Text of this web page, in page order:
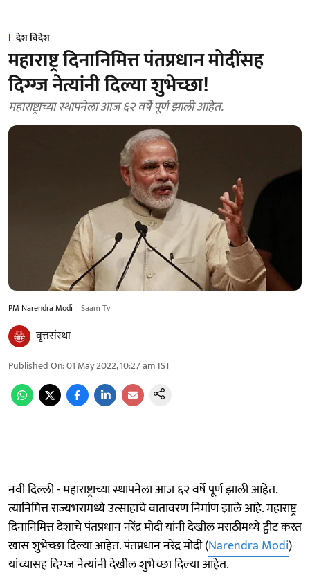
देश विदेश
महाराष्ट्र दिनानिमित्त पंतप्रधान मोदींसह
दिग्ग्ज नेत्यांनी दिल्या शुभेच्छा!
महाराष्ट्राच्या स्थापनेला आज ६२ वर्षे पूर्ण झाली आहेत.
PM Narendra Modi Saam Tv
वृत्तसंस्था
Published On:01 May 2022, 10:27 am IST
नवी दिल्ली - महाराष्ट्राच्या स्थापनेला आज ६२ वर्षे पूर्ण झाली आहेत.
त्यानिमित्त राज्यभरामध्ये उत्साहाचे वातावरण निर्माण झाले आहे. महाराष्ट्र
दिनानिमित्त देशाचे पंतप्रधान नरेंद्र मोदी यांनी देखील मराठीमध्ये ट्वीट करत
खास शुभेच्छा दिल्या आहेत. पंतप्रधान नरेंद्र मोदी (Narendra Modi)
यांच्यासह दिग्ग्ज नेत्यांनी देखील शुभेच्छा दिल्या आहेत.